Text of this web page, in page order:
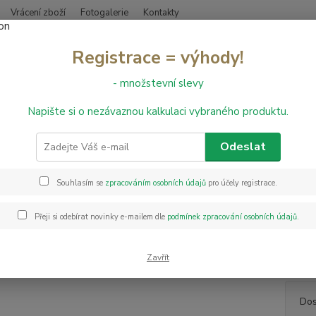
Vrácení zboží Fotogalerie Kontakty
Hledat
Obvodové lišty Obvodová lišta Döllken SLK 50 - W473
lišta Döllken SLK 50 -
nebo
ve
Registrace = výhody!
- množstevní slevy
Napište si o nezávaznou kalkulaci vybraného produktu.
Odeslat
Souhlasím se zpracováním osobních údajůpro účely registrace.
Přeji si odebírat novinky e-mailem dle podmínek zpracování osobních údajů.
Zavřít